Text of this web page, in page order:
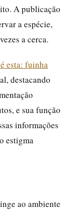
A publicação
a espécie,
a cerca.
esta: fuinha
destacando
e sua função
informações
estigma
ao ambiente